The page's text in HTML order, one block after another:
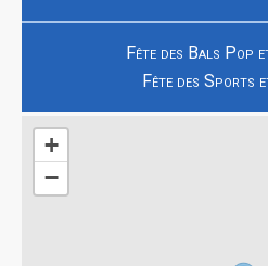
Fête des Bals Pop
Fête des Sports
+
−